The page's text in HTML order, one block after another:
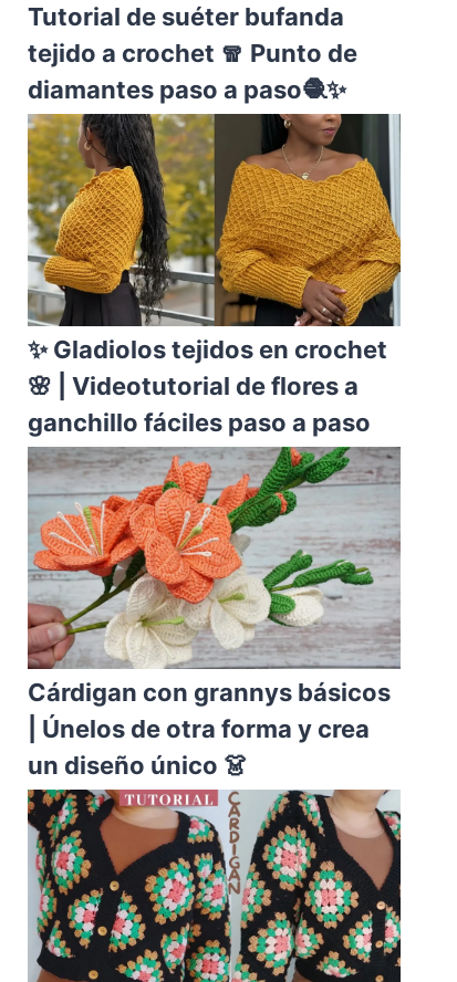
Tutorial de suéter bufanda
tejido a crochet 🧣 Punto de
diamantes paso a paso🧶✨
✨ Gladiolos tejidos en crochet
🌸 | Videotutorial de flores a
ganchillo fáciles paso a paso
Cárdigan con grannys básicos
| Únelos de otra forma y crea
un diseño único 👗